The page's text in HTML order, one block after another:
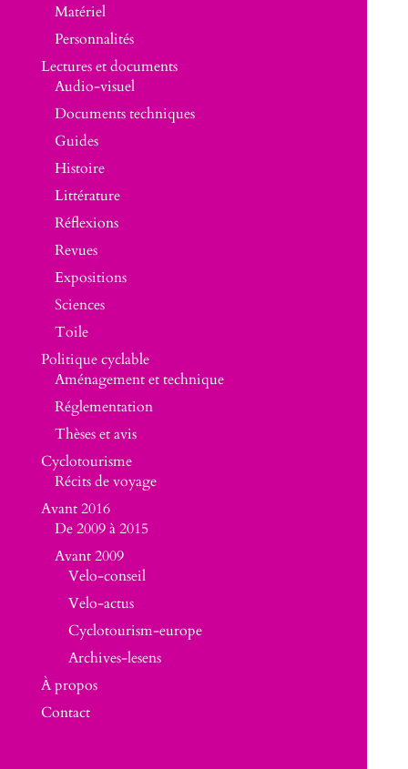
Matériel
Personnalités
Lectures et documents
Audio-visuel
Documents techniques
Guides
Histoire
Littérature
Réflexions
Revues
Expositions
Sciences
Toile
Politique cyclable
Aménagement et technique
Réglementation
Thèses et avis
Cyclotourisme
Récits de voyage
Avant 2016
De 2009 à 2015
Avant 2009
Velo-conseil
Velo-actus
Cyclotourism-europe
Archives-lesens
À propos
Contact